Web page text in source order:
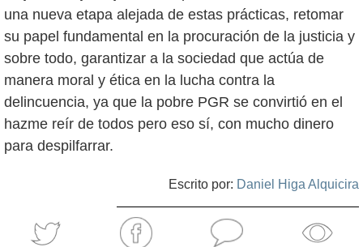
una nueva etapa alejada de estas prácticas, retomar
su papel fundamental en la procuración de la justicia y
sobre todo, garantizar a la sociedad que actúa de
manera moral y ética en la lucha contra la
delincuencia, ya que la pobre PGR se convirtió en el
hazme reír de todos pero eso sí, con mucho dinero
para despilfarrar.
Escrito por: Daniel Higa Alquicira